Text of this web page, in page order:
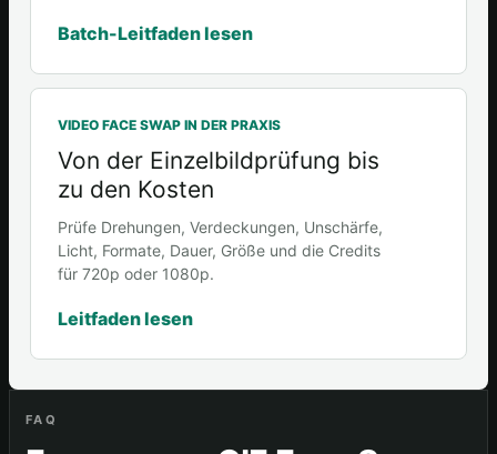
Batch-Leitfaden lesen
VIDEO FACE SWAP IN DER PRAXIS
Von der Einzelbildprüfung bis
zu den Kosten
Prüfe Drehungen, Verdeckungen, Unschärfe,
Licht, Formate, Dauer, Größe und die Credits
für 720p oder 1080p.
Leitfaden lesen
FAQ